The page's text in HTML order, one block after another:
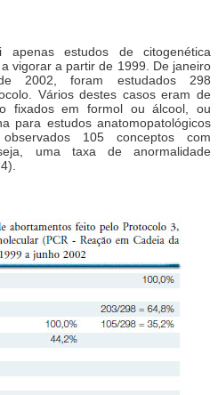
estudos de citogenética
vigorar a partir de 1999. De janeiro
2002, foram estudados 298
Vários destes casos eram de
fixados em formol ou álcool, ou
para estudos anatomopatológicos
105 conceptos com
uma taxa de anormalidade